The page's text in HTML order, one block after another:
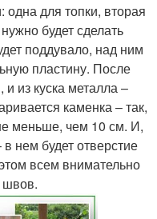
одна для топки, вторая
будет сделать
поддувало, над ним
пластину. После
из куска металла –
каменка – так,
меньше, чем 10 см. И,
нем будет отверстие
всем внимательно
швов.